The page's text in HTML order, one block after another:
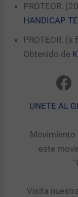
PROTEOR.
HANDICAP
PROTEOR.
Obtenido de
UNETE AL
Movimiento
este
Visita